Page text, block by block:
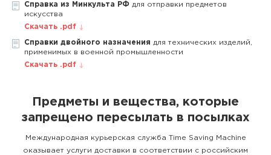
Справка из Минкульта РФ для отправки предметов
искусства
Скачать .pdf
Справки двойного назначения для технических изделий,
применимых в военной промышленности
Скачать .pdf
Предметы и вещества, которые
запрещено пересылать в посылках
Международная курьерская служба Time Saving Machine
оказывает услуги доставки в соответствии с российским